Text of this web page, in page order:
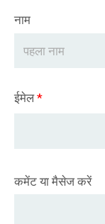
नाम
ईमेल*
कमेंट या मैसेज करें